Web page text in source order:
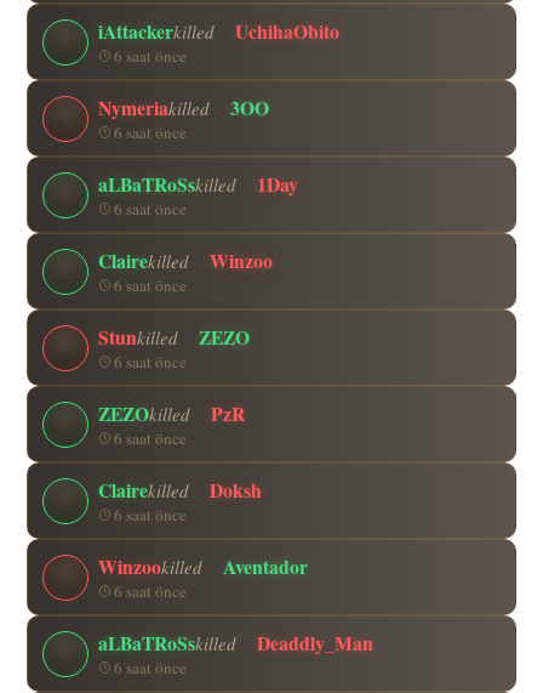
iAttackerkilled UchihaObito
6 saat önce
Nymeriakilled 3OO
6 saat önce
aLBaTRoSskilled 1Day
6 saat önce
Clairekilled Winzoo
6 saat önce
Stunkilled ZEZO
6 saat önce
ZEZOkilled PzR
6 saat önce
Clairekilled Doksh
6 saat önce
Winzookilled Aventador
6 saat önce
aLBaTRoSskilled Deaddly_Man
6 saat önce